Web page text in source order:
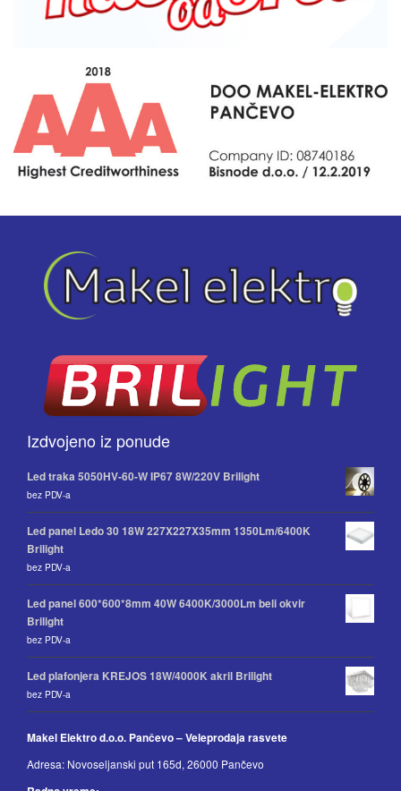
Izdvojeno iz ponude
Led traka 5050HV-60-W IP67 8W/220V Brilight
bez PDV-a
Led panel Ledo 30 18W 227X227X35mm 1350Lm/6400K
Brilight
bez PDV-a
Led panel 600*600*8mm 40W 6400K/3000Lm beli okvir
Brilight
bez PDV-a
Led plafonjera KREJOS 18W/4000K akril Brilight
bez PDV-a
Makel Elektro d.o.o. Pančevo – Veleprodaja rasvete
Adresa: Novoseljanski put 165d, 26000 Pančevo